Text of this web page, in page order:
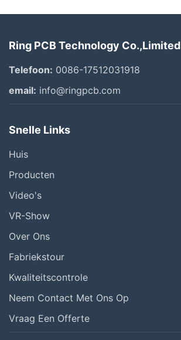
Ring PCB Technology Co.,Limited
Telefoon: 0086-17512031918
email: info@ringpcb.com
Snelle Links
Huis
Producten
Video's
VR-Show
Over Ons
Fabriekstour
Kwaliteitscontrole
Neem Contact Met Ons Op
Vraag Een Offerte